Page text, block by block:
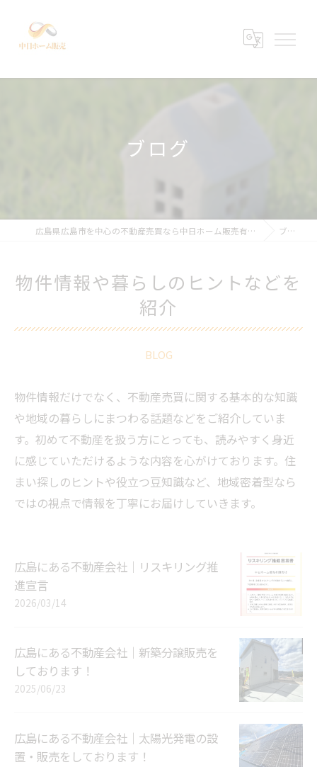
ブログ
広島県広島市を中心の不動産売買なら中日ホーム販売有限会社 ブログ
物件情報や暮らしのヒントなどを
紹介
BLOG
物件情報だけでなく、不動産売買に関する基本的な知識
や地域の暮らしにまつわる話題などをご紹介していま
す。初めて不動産を扱う方にとっても、読みやすく身近
に感じていただけるような内容を心がけております。住
まい探しのヒントや役立つ豆知識など、地域密着型なら
ではの視点で情報を丁寧にお届けしていきます。
広島にある不動産会社｜リスキリング推
進宣言
2026/03/14
広島にある不動産会社｜新築分譲販売を
しております！
2025/06/23
広島にある不動産会社｜太陽光発電の設
置・販売をしております！